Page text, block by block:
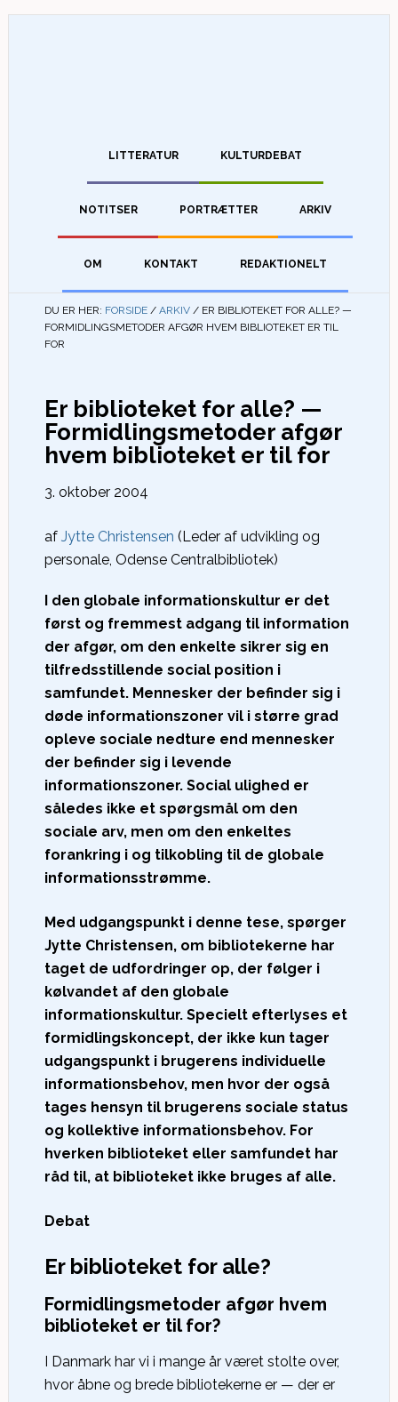
LITTERATUR KULTURDEBAT
NOTITSER PORTRÆTTER ARKIV
OM KONTAKT REDAKTIONELT
DU ER HER: FORSIDE / ARKIV /ER BIBLIOTEKET FOR ALLE? —
FORMIDLINGSMETODER AFGØR HVEM BIBLIOTEKET ER TIL
FOR
Er biblioteket for alle? —
Formidlingsmetoder afgør
hvem biblioteket er til for
3. oktober 2004
af Jytte Christensen (Leder af udvikling og
personale, Odense Centralbibliotek)
I den globale informationskultur er det
først og fremmest adgang til information
der afgør, om den enkelte sikrer sig en
tilfredsstillende social position i
samfundet. Mennesker der befinder sig i
døde informationszoner vil i større grad
opleve sociale nedture end mennesker
der befinder sig i levende
informationszoner. Social ulighed er
således ikke et spørgsmål om den
sociale arv, men om den enkeltes
forankring i og tilkobling til de globale
informationsstrømme.
Med udgangspunkt i denne tese, spørger
Jytte Christensen, om bibliotekerne har
taget de udfordringer op, der følger i
kølvandet af den globale
informationskultur. Specielt efterlyses et
formidlingskoncept, der ikke kun tager
udgangspunkt i brugerens individuelle
informationsbehov, men hvor der også
tages hensyn til brugerens sociale status
og kollektive informationsbehov. For
hverken biblioteket eller samfundet har
råd til, at biblioteket ikke bruges af alle.
Debat
Er biblioteket for alle?
Formidlingsmetoder afgør hvem
biblioteket er til for?
I Danmark har vi i mange år været stolte over,
hvor åbne og brede bibliotekerne er — der er